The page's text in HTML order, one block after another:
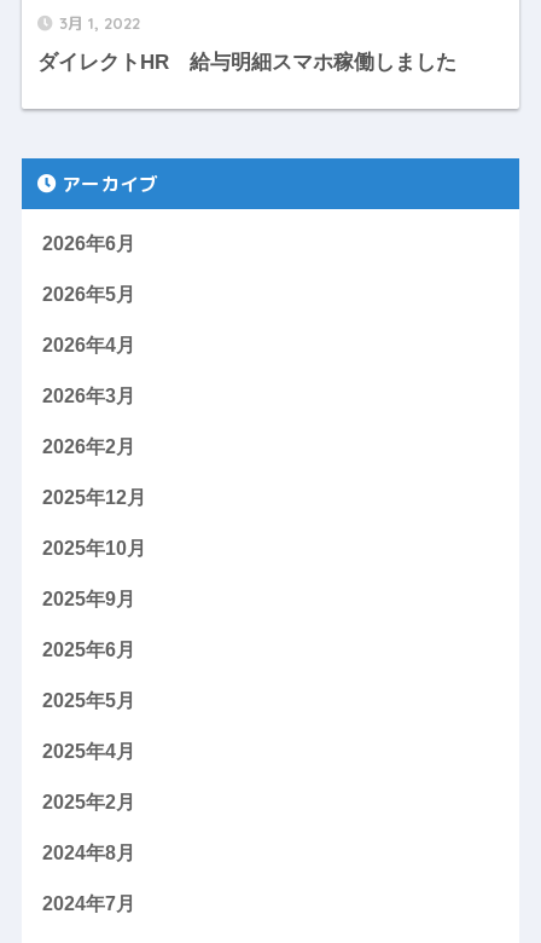
3月 1, 2022
ダイレクトHR 給与明細スマホ稼働しました
アーカイブ
2026年6月
2026年5月
2026年4月
2026年3月
2026年2月
2025年12月
2025年10月
2025年9月
2025年6月
2025年5月
2025年4月
2025年2月
2024年8月
2024年7月